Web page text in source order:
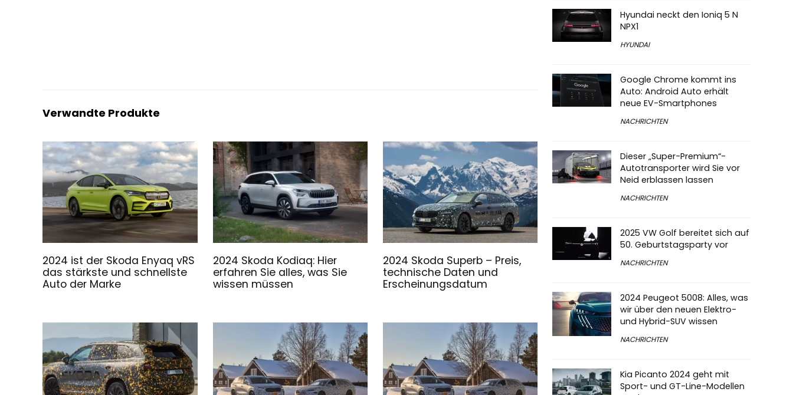
Verwandte Produkte
2024 ist der Skoda Enyaq vRS
das stärkste und schnellste
Auto der Marke
2024 Skoda Kodiaq: Hier
erfahren Sie alles, was Sie
wissen müssen
2024 Skoda Superb – Preis,
technische Daten und
Erscheinungsdatum
Hyundai neckt den Ioniq 5 N
NPX1
HYUNDAI
Google Chrome kommt ins
Auto: Android Auto erhält
neue EV-Smartphones
NACHRICHTEN
Dieser „Super-Premium“-
Autotransporter wird Sie vor
Neid erblassen lassen
NACHRICHTEN
2025 VW Golf bereitet sich auf
50. Geburtstagsparty vor
NACHRICHTEN
2024 Peugeot 5008: Alles, was
wir über den neuen Elektro-
und Hybrid-SUV wissen
NACHRICHTEN
Kia Picanto 2024 geht mit
Sport- und GT-Line-Modellen